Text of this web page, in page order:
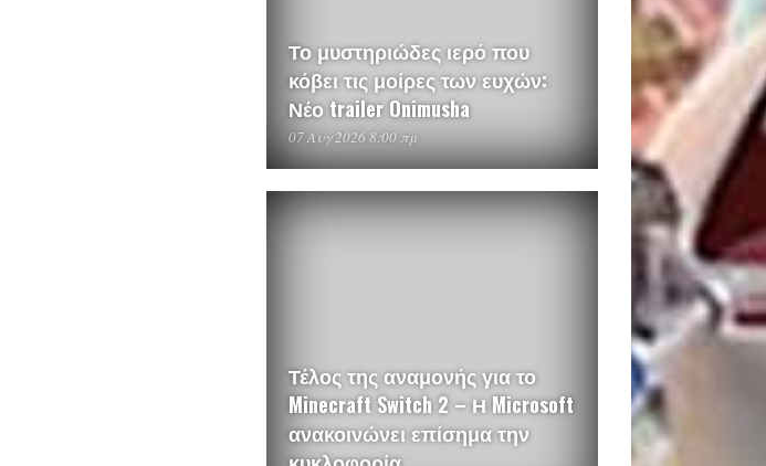
Το μυστηριώδες ιερό που
κόβει τις μοίρες των ευχών:
Νέο trailer Onimusha
07 Αυγ 2026 8:00 πμ
Τέλος της αναμονής για το
Minecraft Switch 2 – Η Microsoft
ανακοινώνει επίσημα την